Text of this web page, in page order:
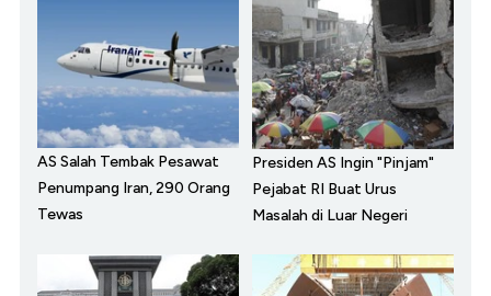
AS Salah Tembak Pesawat
Penumpang Iran, 290 Orang
Tewas
Presiden AS Ingin "Pinjam"
Pejabat RI Buat Urus
Masalah di Luar Negeri